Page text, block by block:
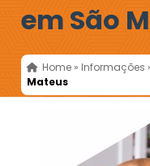
em São
Home » Informações
Mateus